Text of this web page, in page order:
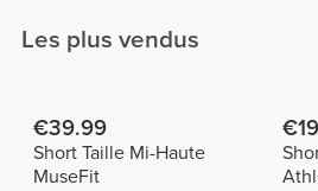
Les plus vendus
€39.99
Short Taille Mi-Haute
MuseFit